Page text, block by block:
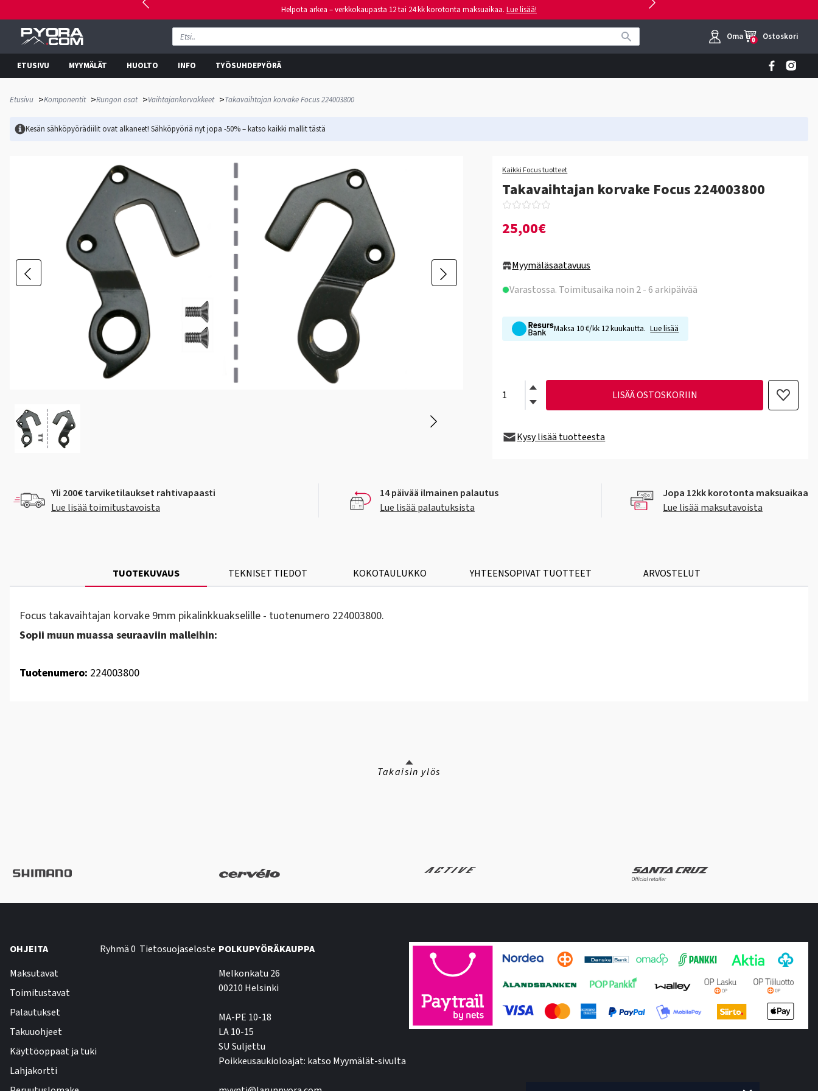
Helpota arkea – verkkokaupasta 12 tai 24 kk korotonta maksuaikaa. Lue lisää!
Oma tili
0 Ostoskori
ETUSIVU MYYMÄLÄT HUOLTO INFO TYÖSUHDEPYÖRÄ
Etusivu >Komponentit >Rungon osat >Vaihtajankorvakkeet >Takavaihtajan korvake Focus 224003800
Kesän sähköpyörädiilit ovat alkaneet! Sähköpyöriä nyt jopa -50% – katso kaikki mallittästä
Kaikki Focus tuotteet
Takavaihtajan korvake Focus 224003800
25,00€
Myymäläsaatavuus
Varastossa. Toimitusaika noin 2 - 6 arkipäivää
Maksa 10 €/kk 12 kuukautta. Lue lisää
LISÄÄ OSTOSKORIIN
Kysy lisää tuotteesta
Yli 200€ tarviketilaukset rahtivapaasti
Lue lisää toimitustavoista
14 päivää ilmainen palautus
Lue lisää palautuksista
Jopa 12kk korotonta maksuaikaa
Lue lisää maksutavoista
TUOTEKUVAUS TEKNISET TIEDOT KOKOTAULUKKO YHTEENSOPIVAT TUOTTEET ARVOSTELUT
Focus takavaihtajan korvake 9mm pikalinkkuakselille - tuotenumero 224003800.
Sopii muun muassa seuraaviin malleihin:
Tuotenumero: 224003800
Takaisin ylös
OHJEITA
Maksutavat
Toimitustavat
Palautukset
Takuuohjeet
Käyttöoppaat ja tuki
Lahjakortti
Ryhmä 0 Tietosuojaseloste POLKUPYÖRÄKAUPPA
Melkonkatu 26
00210 Helsinki
MA-PE 10-18
LA 10-15
SU Suljettu
Poikkeusaukioloajat: katso Myymälät-sivulta